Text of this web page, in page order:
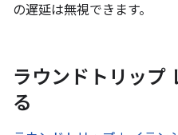
の遅延は無視できます。
ラウンドトリップ
る